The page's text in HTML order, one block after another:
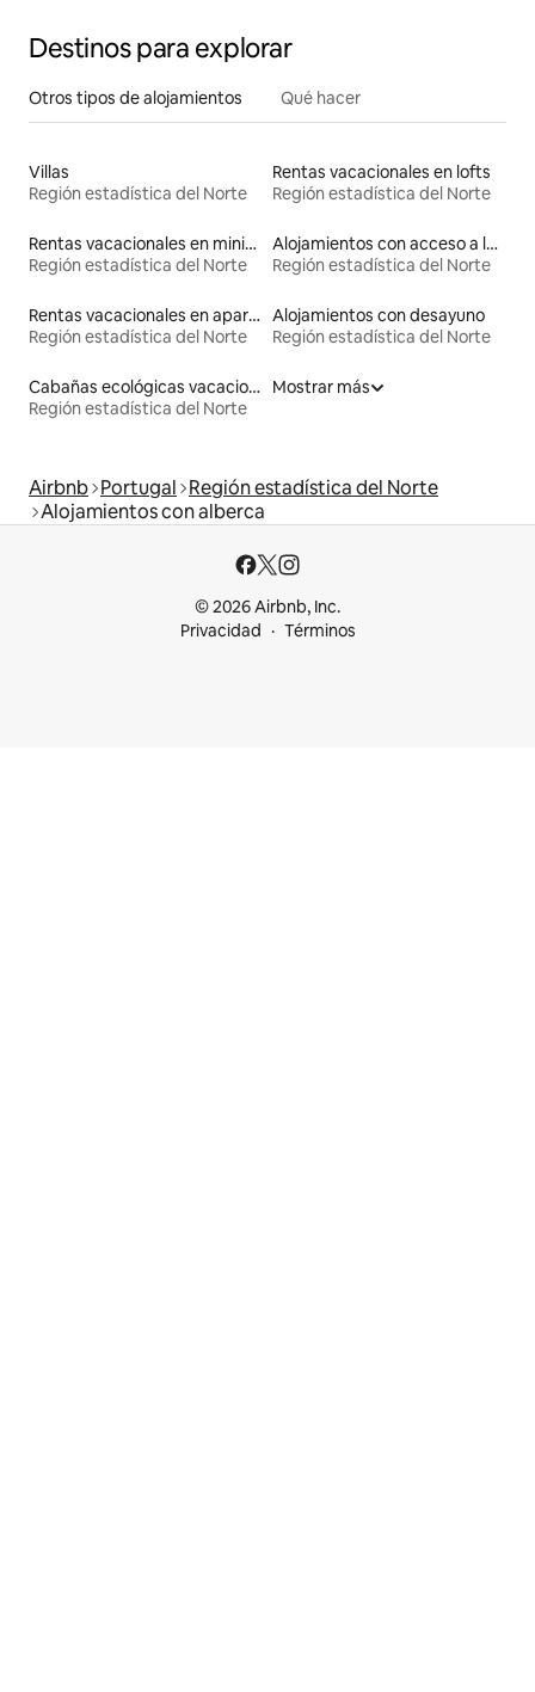
Destinos para explorar
Otros tipos de alojamientos Qué hacer
Villas
Región estadística del Norte
Rentas vacacionales en lofts
Región estadística del Norte
Rentas vacacionales en minicasas
Región estadística del Norte
Alojamientos con acceso a la playa
Región estadística del Norte
Rentas vacacionales en apartoteles
Región estadística del Norte
Alojamientos con desayuno
Región estadística del Norte
Cabañas ecológicas vacacionales
Región estadística del Norte
Mostrar más
Airbnb Portugal Región estadística del Norte
Alojamientos con alberca
© 2026 Airbnb, Inc.
Privacidad
Términos